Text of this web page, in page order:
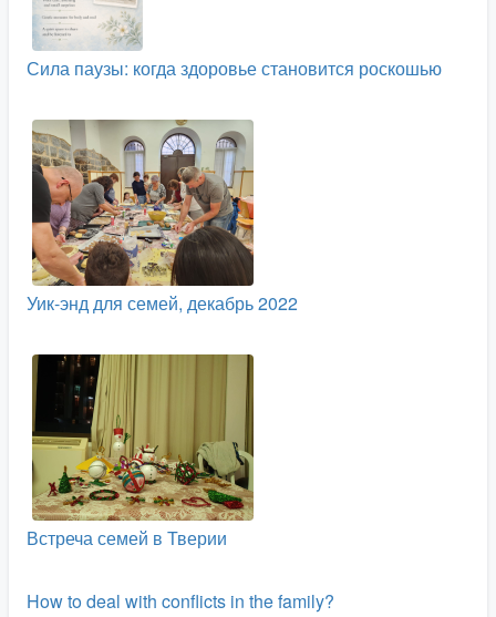
Сила паузы: когда здоровье становится роскошью
Уик-энд для семей, декабрь 2022
Встреча семей в Тверии
How to deal with conflicts in the family?